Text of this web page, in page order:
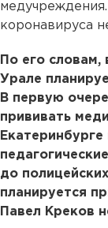
коронавируса
По его
Урале
В первую
прививать
до
планируется
Павел Креков